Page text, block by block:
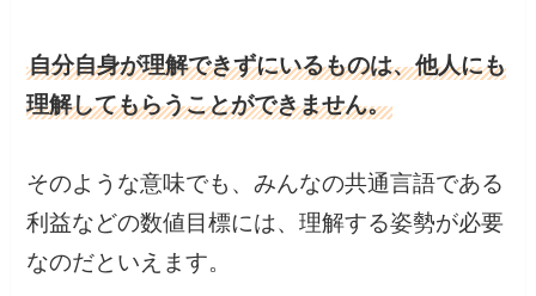
自分自身が理解できずにいるものは、他人にも
理解してもらうことができません。
そのような意味でも、みんなの共通言語である
利益などの数値目標には、理解する姿勢が必要
なのだといえます。